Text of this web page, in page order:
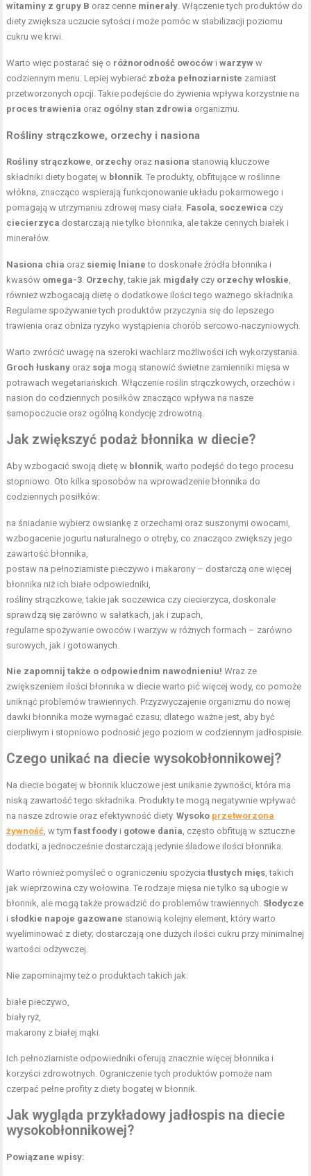
witaminy z grupy B oraz cenne minerały. Włączenie tych produktów do
diety zwiększa uczucie sytości i może pomóc w stabilizacji poziomu
cukru we krwi.
Warto więc postarać się o różnorodność owoców iwarzyw w
codziennym menu. Lepiej wybierać zboża pełnoziarniste zamiast
przetworzonych opcji. Takie podejście do żywienia wpływa korzystnie na
proces trawienia oraz ogólny stan zdrowia organizmu.
Rośliny strączkowe, orzechy i nasiona
Rośliny strączkowe, orzechy oraz nasiona stanowią kluczowe
składniki diety bogatej w błonnik. Te produkty, obfitujące w roślinne
włókna, znacząco wspierają funkcjonowanie układu pokarmowego i
pomagają w utrzymaniu zdrowej masy ciała. Fasola, soczewica czy
ciecierzyca dostarczają nie tylko błonnika, ale także cennych białek i
minerałów.
Nasiona chia oraz siemię lniane to doskonałe źródła błonnika i
kwasów omega-3. Orzechy, takie jak migdały czy orzechy włoskie,
również wzbogacają dietę o dodatkowe ilości tego ważnego składnika.
Regularne spożywanie tych produktów przyczynia się do lepszego
trawienia oraz obniża ryzyko wystąpienia chorób sercowo-naczyniowych.
Warto zwrócić uwagę na szeroki wachlarz możliwości ich wykorzystania.
Groch łuskany oraz soja mogą stanowić świetne zamienniki mięsa w
potrawach wegetariańskich. Włączenie roślin strączkowych, orzechów i
nasion do codziennych posiłków znacząco wpływa na nasze
samopoczucie oraz ogólną kondycję zdrowotną.
Jak zwiększyć podaż błonnika w diecie?
Aby wzbogacić swoją dietę w błonnik, warto podejść do tego procesu
stopniowo. Oto kilka sposobów na wprowadzenie błonnika do
codziennych posiłków:
na śniadanie wybierz owsiankę z orzechami oraz suszonymi owocami,
wzbogacenie jogurtu naturalnego o otręby, co znacząco zwiększy jego
zawartość błonnika,
postaw na pełnoziarniste pieczywo i makarony – dostarczą one więcej
błonnika niż ich białe odpowiedniki,
rośliny strączkowe, takie jak soczewica czy ciecierzyca, doskonale
sprawdzą się zarówno w sałatkach, jak i zupach,
regularne spożywanie owoców i warzyw w różnych formach – zarówno
surowych, jak i gotowanych.
Nie zapomnij także o odpowiednim nawodnieniu! Wraz ze
zwiększeniem ilości błonnika w diecie warto pić więcej wody, co pomoże
uniknąć problemów trawiennych. Przyzwyczajenie organizmu do nowej
dawki błonnika może wymagać czasu; dlatego ważne jest, aby być
cierpliwym i stopniowo podnosić jego poziom w codziennym jadłospisie.
Czego unikać na diecie wysokobłonnikowej?
Na diecie bogatej w błonnik kluczowe jest unikanie żywności, która ma
niską zawartość tego składnika. Produkty te mogą negatywnie wpływać
na nasze zdrowie oraz efektywność diety.Wysoko przetworzona
żywność, w tymfast foody i gotowe dania, często obfitują w sztuczne
dodatki, a jednocześnie dostarczają jedynie śladowe ilości błonnika.
Warto również pomyśleć o ograniczeniu spożyciatłustych mięs, takich
jak wieprzowina czy wołowina. Te rodzaje mięsa nie tylko są ubogie w
błonnik, ale mogą także prowadzić do problemów trawiennych. Słodycze
i słodkie napoje gazowane stanowią kolejny element, który warto
wyeliminować z diety; dostarczają one dużych ilości cukru przy minimalnej
wartości odżywczej.
Nie zapominajmy też o produktach takich jak:
białe pieczywo,
biały ryż,
makarony z białej mąki.
Ich pełnoziarniste odpowiedniki oferują znacznie więcej błonnika i
korzyści zdrowotnych. Ograniczenie tych produktów pomoże nam
czerpać pełne profity z diety bogatej w błonnik.
Jak wygląda przykładowy jadłospis na diecie
wysokobłonnikowej?
Powiązane wpisy: